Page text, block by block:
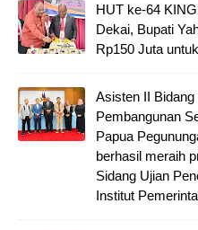
HUT ke-64
Dekai, Bupati
Rp150 Juta
Asisten II
Pembangunan
Papua
berhasil meraih
Sidang Ujian
Institut